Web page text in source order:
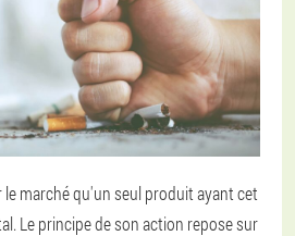
marché qu'un seul produit ayant cet
Le principe de son action repose sur